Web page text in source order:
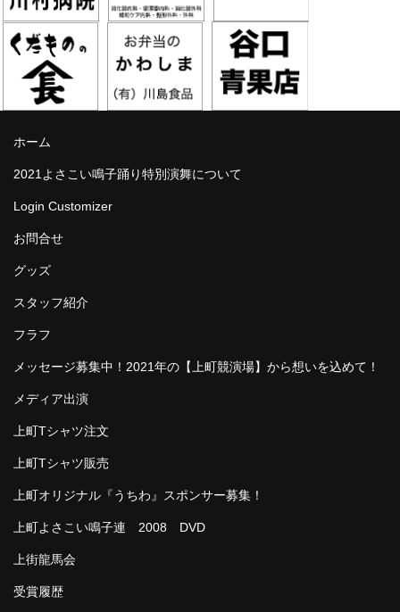
ホーム
2021よさこい鳴子踊り特別演舞について
Login Customizer
お問合せ
グッズ
スタッフ紹介
フラフ
メッセージ募集中！2021年の【上町競演場】から想いを込めて！
メディア出演
上町Tシャツ注文
上町Tシャツ販売
上町オリジナル『うちわ』スポンサー募集！
上町よさこい鳴子連 2008 DVD
上街龍馬会
受賞履歴